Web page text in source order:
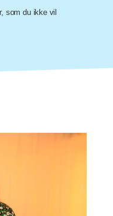
som du ikke vil